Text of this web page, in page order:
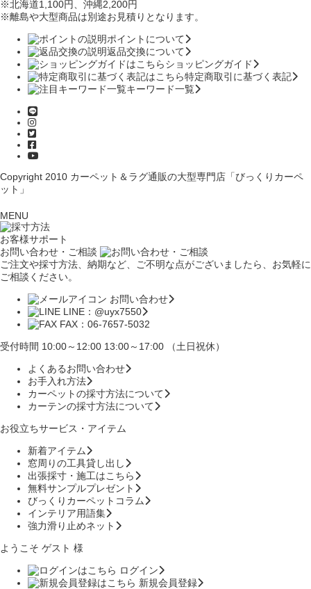
※北海道1,100円、沖縄2,200円
※離島や大型商品は別途お見積りとなります。
ポイントについて
返品交換について
ショッピングガイド
特定商取引に基づく表記
キーワード一覧
Copyright 2010 カーペット＆ラグ通販の大型専門店「びっくりカーペ
ット」
MENU
お客様サポート
お問い合わせ・ご相談
ご注文や採寸方法、納期など、ご不明な点がございましたら、お気軽に
ご相談ください。
お問い合わせ
LINE：@uyx7550
FAX：06-7657-5032
受付時間 10:00～12:00 13:00～17:00 （土日祝休）
よくあるお問い合わせ
お手入れ方法
カーペットの採寸方法について
カーテンの採寸方法について
お役立ちサービス・アイテム
新着アイテム
窓周りの工具貸し出し
出張採寸・施工はこちら
無料サンプルプレゼント
びっくりカーペットコラム
インテリア用語集
強力滑り止めネット
ようこそ ゲスト 様
ログイン
新規会員登録